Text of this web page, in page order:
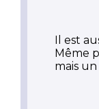
Il est
Même
mais